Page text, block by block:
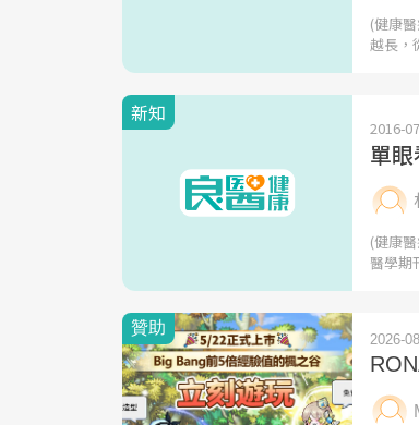
(健康
越長，
新知
2016-
單
(健康
醫學期